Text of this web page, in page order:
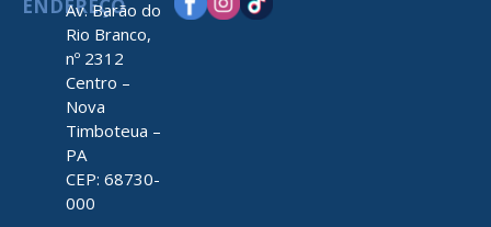
ENDEREÇO
Av. Barão do
Rio Branco,
nº 2312
Centro –
Nova
Timboteua –
PA
CEP: 68730-
000